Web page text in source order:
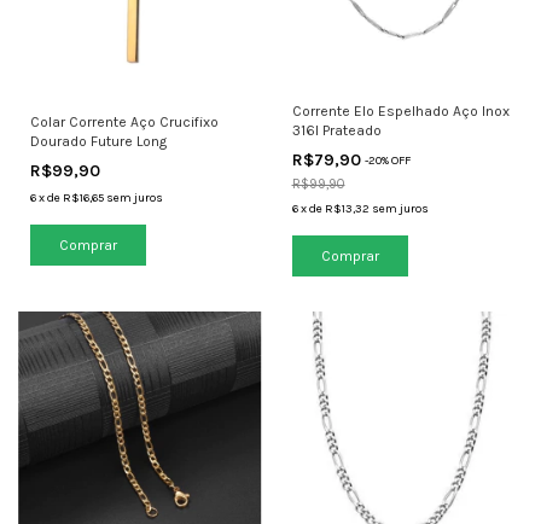
Colar Corrente Aço Crucifixo
Dourado Future Long
R$99,90
6xde R$16,65 sem juros
Corrente Elo Espelhado Aço Inox
316l Prateado
R$79,90 -20% OFF
R$99,90
6 xde R$13,32 sem juros